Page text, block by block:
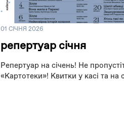
01 СІЧНЯ 2026
репертуар січня
Репертуар на січень! Не
«Картотеки»! Квитки у касі та на